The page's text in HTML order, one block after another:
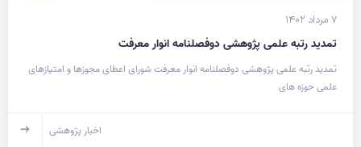
۷ مرداد ۱۴۰۲
تمدید رتبه علمی پژوهشی دوفصلنامه انوار معرفت
تمدید رتبه علمی پژوهشی دوفصلنامه انوار معرفت شورای اعطای مجوزها و امتیازهای
علمی حوزه های
اخبار پژوهشی